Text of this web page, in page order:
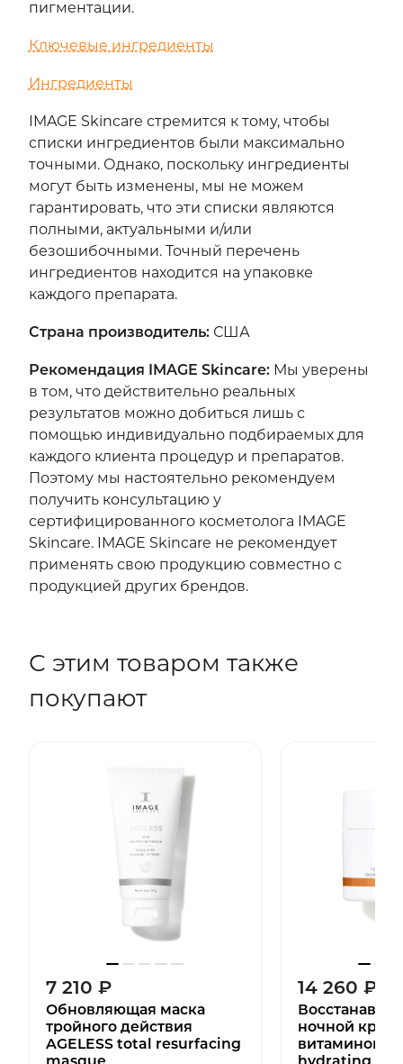
пигментации.
Ключевые ингредиенты
Ингредиенты
IMAGE Skincare стремится к тому, чтобы
списки ингредиентов были максимально
точными. Однако, поскольку ингредиенты
могут быть изменены, мы не можем
гарантировать, что эти списки являются
полными, актуальными и/или
безошибочными. Точный перечень
ингредиентов находится на упаковке
каждого препарата.
Страна производитель:США
Рекомендация IMAGE Skincare:Мы уверены
в том, что действительно реальных
результатов можно добиться лишь с
помощью индивидуально подбираемых для
каждого клиента процедур и препаратов.
Поэтому мы настоятельно рекомендуем
получить консультацию у
сертифицированного косметолога IMAGE
Skincare. IMAGE Skincare не рекомендует
применять свою продукцию совместно с
продукцией других брендов.
С этим товаром также
покупают
7 210 ₽
Обновляющая маска
тройного действия
AGELESS total resurfacing
14 260 ₽
ночной крем
витамином С